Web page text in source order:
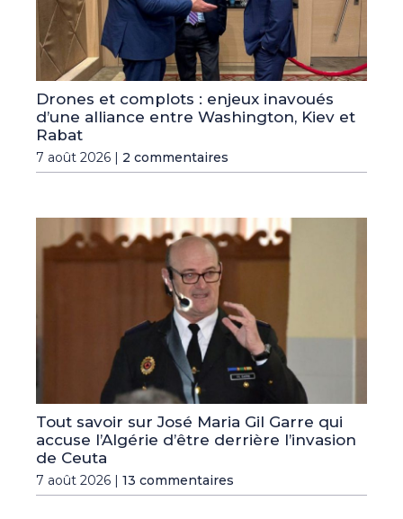
Drones et complots : enjeux inavoués
d’une alliance entre Washington, Kiev et
Rabat
7 août 2026 | 2 commentaires
Tout savoir sur José Maria Gil Garre qui
accuse l’Algérie d’être derrière l’invasion
de Ceuta
7 août 2026 | 13 commentaires